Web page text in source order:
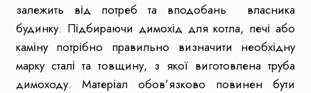
залежить від потреб та вподобань власника
будинку. Підбираючи димохід для котла, печі або
каміну потрібно правильно визначити необхідну
марку сталі та товщину, з якої виготовлена ​​труба
димоходу. Матеріал обов’язково повинен бути